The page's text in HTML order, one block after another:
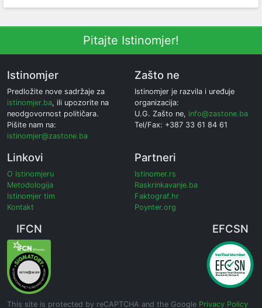
Pitajte Istinomjer!
Istinomjer
Predložite nove sadržaje za
istinomjer.ba, ili upozorite na
neodgovornost političara.
Pišite nam na:
istinomjer@zastone.ba
Zašto ne
Istinomjer je razvila i uređuje
organizacija:
U.G. Zašto ne, info@zastone.ba
Tel/Fax: +387 33 61 84 61
Linkovi
O Istinomjeru
Metodologija
Istinomjer tim
Kontakt
Partneri
Istinomer.rs
Raskrinkavanje.ba
Faktograf.hr
Poynter.org
IFCN EFCSN
This site is protected by reCAPTCHA and the Google Privacy Policy